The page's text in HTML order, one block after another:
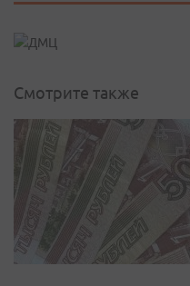
Смотрите также